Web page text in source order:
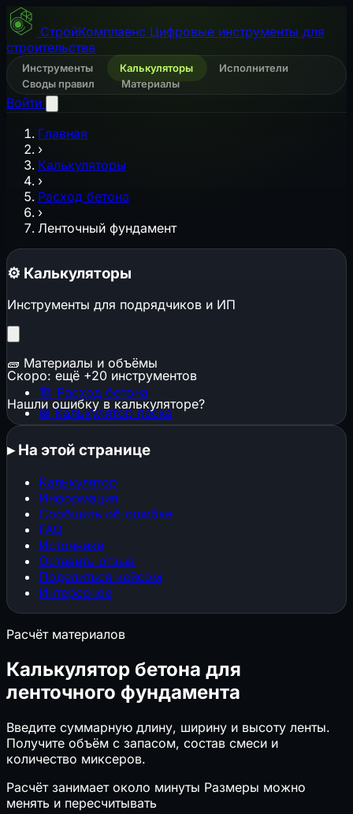
СтройКомплаенс Цифровые инструменты для
строительства
Инструменты Калькуляторы
Исполнители
Своды правил
Материалы
Войти
Главная
›
Калькуляторы
›
Расход бетона
›
Ленточный фундамент
⚙️ Калькуляторы
Инструменты для подрядчиков и ИП
🧱 Материалы и объёмы
🏗️ Расход бетона
▦ Калькулятор песка
▦Калькулятор щебня
🕳️Котлован и траншея
🧱Расход кирпича
⬜Газобетон и пеноблоки
🔩Расход арматуры
🎨Расход краски
📜Расход обоев
📐Стяжка пола
🏠Площадь кровли
🏠Кровельные материалы
🧱Клей и затирка для плитки
📐 ГКЛ и металлокаркас
🏗️Конструкции, фундаменты и нагрузки
▦ Строительные леса
⬛Перекрытия (балки, плиты, монолит)
↧Нагрузки на перекрытие
🔲Забор
🚗 Размер автонавеса
🪜 Лестницы
Скоро: ещё +20 инструментов
Нашли ошибку в калькуляторе?
▸На этой странице
Калькулятор
Информация
Сообщить об ошибке
FAQ
Источники
Оставить отзыв
Поделиться кейсом
Интересное
Расчёт материалов
Калькулятор бетона для
ленточного фундамента
Введите суммарную длину, ширину и высоту ленты.
Получите объём с запасом, состав смеси и
количество миксеров.
Расчёт занимает около минуты Размеры можно
менять и пересчитывать